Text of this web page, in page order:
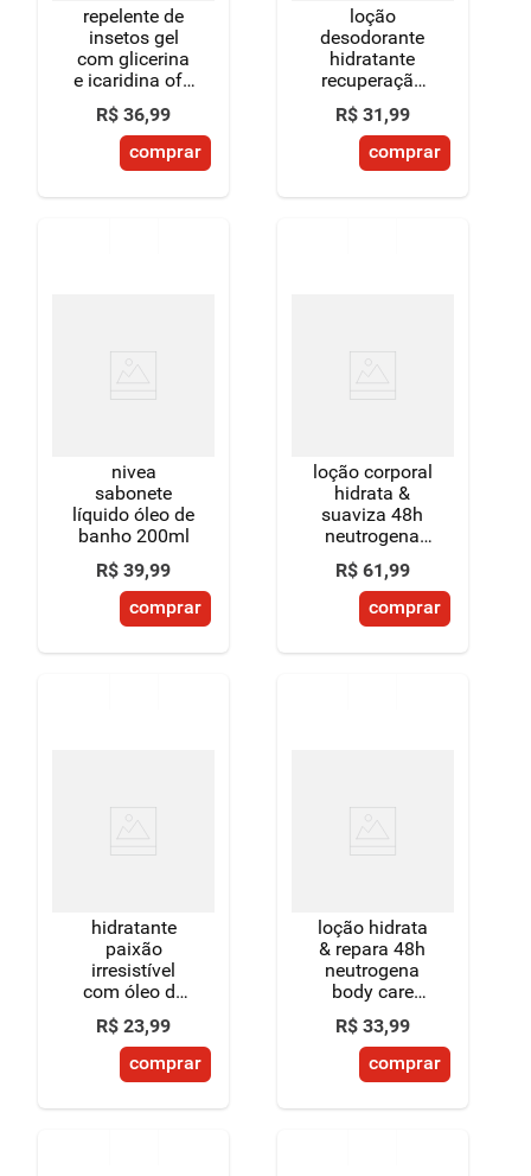
repelente de
insetos gel
com glicerina
e icaridina off!
toque leve
caixa 100g
R$ 36,99
comprar
loção
desodorante
hidratante
recuperação
intensiva
repairing sem
fragrância
vasenol frasco
R$ 31,99
comprar
nivea
sabonete
líquido óleo de
banho 200ml
R$ 39,99
comprar
loção corporal
hidrata &
suaviza 48h
neutrogena
body care
intensive
frasco 400ml
R$ 61,99
comprar
hidratante
paixão
irresistível
com óleo de
amêndoas
ação
desodorante
400ml
R$ 23,99
comprar
loção hidrata
& repara 48h
neutrogena
body care
intensive
frasco 200ml
R$ 33,99
comprar